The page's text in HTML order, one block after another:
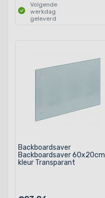
Volgende
werkdag
geleverd
Backboardsaver
Backboardsaver 60x20cm
kleur Transparant